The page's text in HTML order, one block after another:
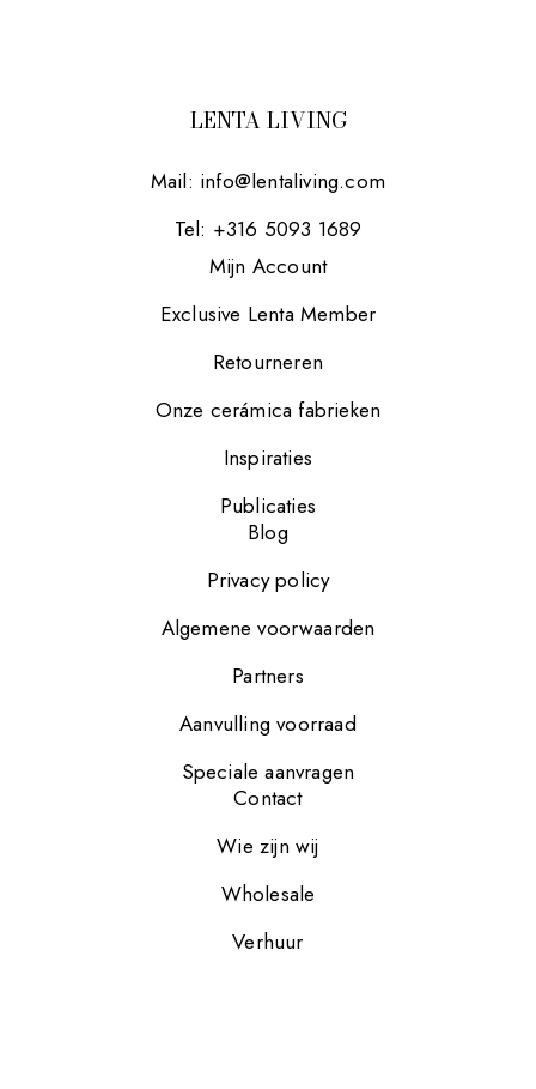
LENTA LIVING
Mail: info@lentaliving.com
Tel: +316 5093 1689
Mijn Account
Exclusive Lenta Member
Retourneren
Onze cerámica fabrieken
Inspiraties
Publicaties
Blog
Privacy policy
Algemene voorwaarden
Partners
Aanvulling voorraad
Speciale aanvragen
Contact
Wie zijn wij
Wholesale
Verhuur